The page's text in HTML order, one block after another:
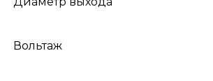
Вольтаж